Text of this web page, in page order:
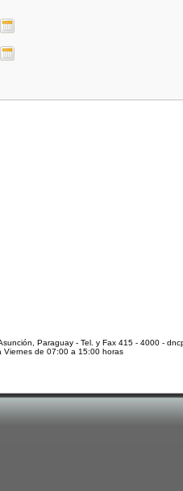
Paraguay - Tel. y Fax 415 - 4000 -
Viernes de 07:00 a 15:00 horas